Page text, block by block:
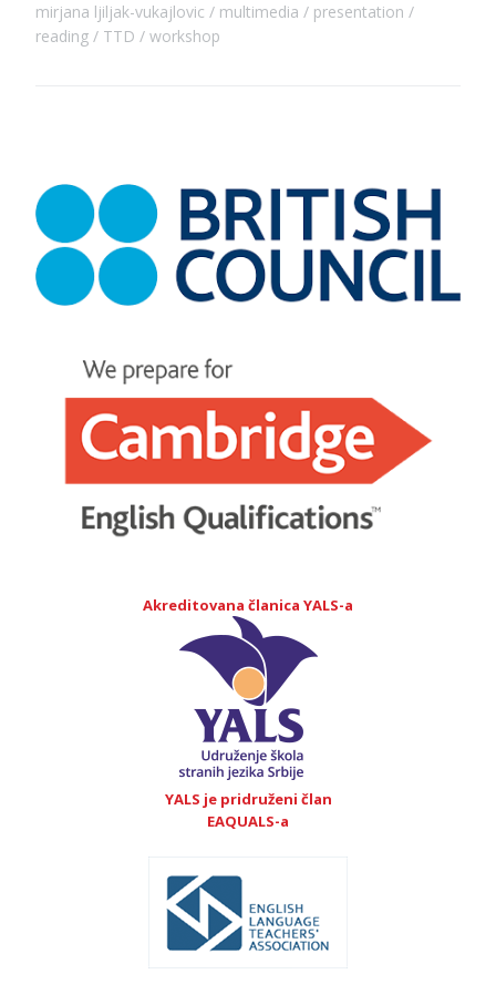
mirjana ljiljak-vukajlovic
multimedia
presentation
reading
TTD workshop
Akreditovana članica YALS-a
YALS je pridruženi član
EAQUALS-a